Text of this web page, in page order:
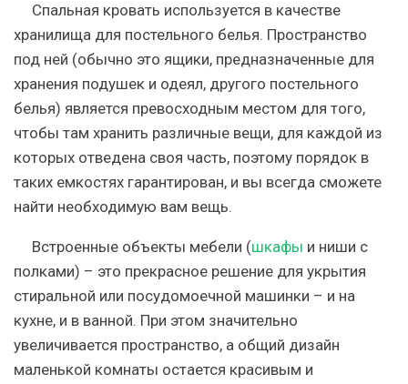
Спальная кровать используется в качестве
хранилища для постельного белья. Пространство
под ней (обычно это ящики, предназначенные для
хранения подушек и одеял, другого постельного
белья) является превосходным местом для того,
чтобы там хранить различные вещи, для каждой из
которых отведена своя часть, поэтому порядок в
таких емкостях гарантирован, и вы всегда сможете
найти необходимую вам вещь.
Встроенные объекты мебели (шкафы и ниши с
полками) – это прекрасное решение для укрытия
стиральной или посудомоечной машинки – и на
кухне, и в ванной. При этом значительно
увеличивается пространство, а общий дизайн
маленькой комнаты остается красивым и